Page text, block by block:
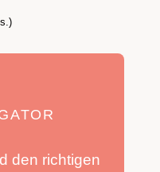
den richtigen